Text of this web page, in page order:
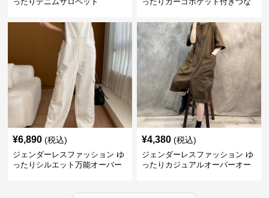
¥6,890 (税込)
ジェンダーレスファッション ゆ
ったりシルエット万能オーバー
¥4,380 (税込)
ジェンダーレスファッション ゆ
ったりカジュアルオーバーオー